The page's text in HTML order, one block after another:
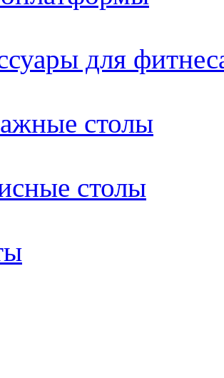
для
столы
столы